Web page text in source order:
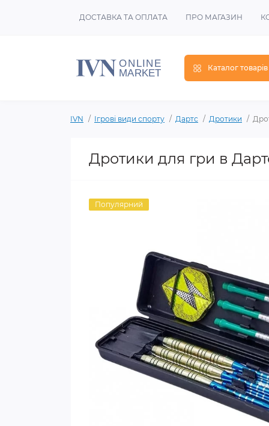
ДОСТАВКА ТА ОПЛАТА ПРО МАГАЗИН
Каталог товарів
IVN Ігрові види спорту Дартс Дротики
Дротики для гри в
Популярний